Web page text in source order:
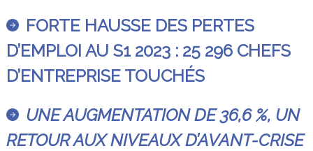
FORTE HAUSSE DES PERTES
D’EMPLOI AU S1 2023 : 25 296 CHEFS
D’ENTREPRISE TOUCHÉS
UNE AUGMENTATION DE 36,6 %, UN
RETOUR AUX NIVEAUX D’AVANT-CRISE